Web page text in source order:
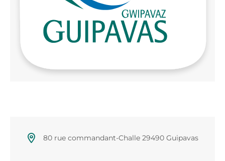
80 rue commandant-Challe 29490 Guipavas